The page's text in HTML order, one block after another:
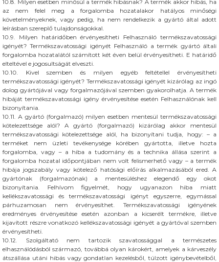
10.8. Milyen esetben minősül a termék hibásnak? A termék akkor hibás, ha
az nem felel meg a forgalomba hozatalakor hatályos minőségi
követelményeknek, vagy pedig, ha nem rendelkezik a gyártó által adott
leírásban szereplő tulajdonságokkal.
10.9. Milyen határidőben érvényesítheti Felhasználó termékszavatossági
igényét? Termékszavatossági igényét Felhasználó a termék gyártó általi
forgalomba hozatalától számított két éven belül érvényesítheti. E határidő
elteltével e jogosultságát elveszti.
10.10. Kivel szemben és milyen egyéb feltétellel érvényesítheti
termékszavatossági igényét? Termékszavatossági igényét kizárólag az ingó
dolog gyártójával vagy forgalmazójával szemben gyakorolhatja. A termék
hibáját termékszavatossági igény érvényesítése esetén Felhasználónak kell
bizonyítania.
10.11. A gyártó (forgalmazó) milyen esetben mentesül termékszavatossági
kötelezettsége alól? A gyártó (forgalmazó) kizárólag akkor mentesül
termékszavatossági kötelezettsége alól, ha bizonyítani tudja, hogy: – a
terméket nem üzleti tevékenysége körében gyártotta, illetve hozta
forgalomba, vagy – a hiba a tudomány és a technika állása szerint a
forgalomba hozatal időpontjában nem volt felismerhető vagy – a termék
hibája jogszabály vagy kötelező hatósági előírás alkalmazásából ered. A
gyártónak (forgalmazónak) a mentesüléshez elegendő egy okot
bizonyítania. Felhívom figyelmét, hogy ugyanazon hiba miatt
kellékszavatossági és termékszavatossági igényt egyszerre, egymással
párhuzamosan nem érvényesíthet. Termékszavatossági igényének
eredményes érvényesítése esetén azonban a kicserélt termékre, illetve
kijavított részre vonatkozó kellékszavatossági igényét a gyártóval szemben
érvényesítheti.
10.12. Szolgáltató nem tartozik szavatossággal a természetes
elhasználódásból származó, továbbá olyan károkért, amelyek a kárveszély
átszállása utáni hibás vagy gondatlan kezelésből, túlzott igénybevételből,